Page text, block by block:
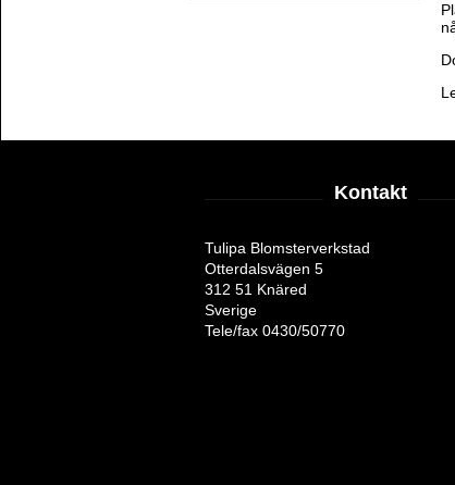
Kontakt
Tulipa Blomsterverkstad
Otterdalsvägen 5
312 51 Knäred
Sverige
Tele/fax 0430/50770